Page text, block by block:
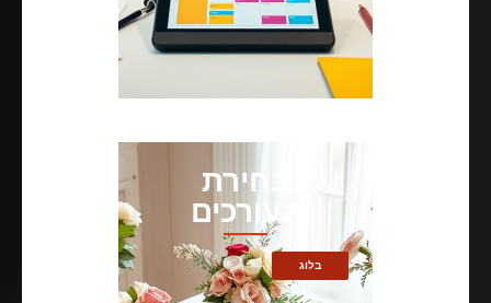
בחירת
העורכים
בלוג